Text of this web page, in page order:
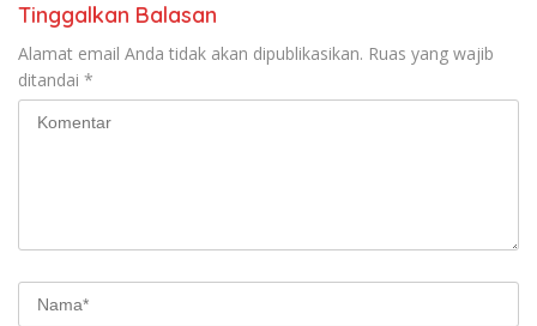
Tinggalkan Balasan
Alamat email Anda tidak akan dipublikasikan. Ruas yang wajib
ditandai *